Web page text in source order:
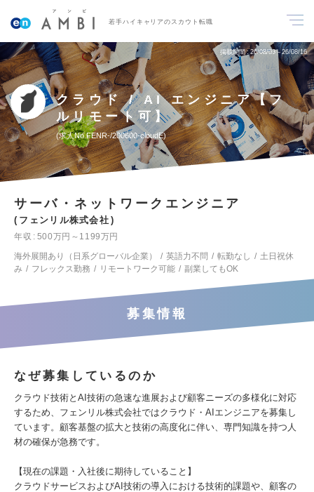
若手ハイキャリアのスカウト転職
掲載期間 26/08/03～26/08/16
クラウド / AI エンジニア【フ
ルリモート可】
求人No.FENR-/200600-cloudE
サーバ・ネットワークエンジニア
フェンリル株式会社
年収
500万円～1199万円
海外展開あり（日系グローバル企業）
英語力不問 転勤なし
土日祝休
み
フレックス勤務 リモートワーク可能 副業してもOK
募集情報
なぜ募集しているのか
クラウド技術とAI技術の急速な進展および顧客ニーズの多様化に対応
するため、フェンリル株式会社ではクラウド・AIエンジニアを募集し
ています。顧客基盤の拡大と技術の高度化に伴い、専門知識を持つ人
材の確保が急務です。
【現在の課題・入社後に期待していること】
クラウドサービスおよびAI技術の導入における技術的課題や、顧客の